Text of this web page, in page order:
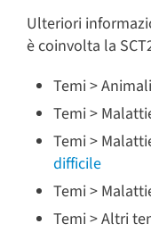
Ulteriori
è coinvolta la
Temi >
Temi >
Temi >
difficile
Temi >
Temi > Altri